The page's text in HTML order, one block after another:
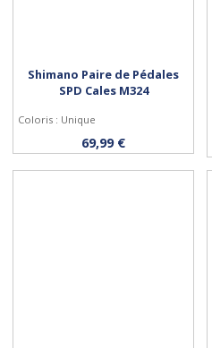
Acheter
Shimano Paire de Pédales
SPD Cales M324
Coloris : Unique
69,99 €